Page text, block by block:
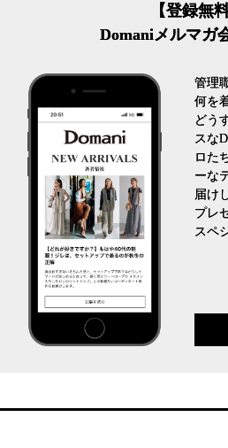
【登録無料
Domaniメルマガ
管理
何を
どう
スな
ロた
ーな
届け
プレ
スペ